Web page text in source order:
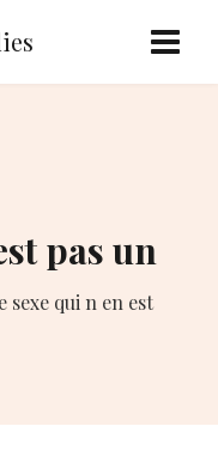
pas un
sexe qui n en est